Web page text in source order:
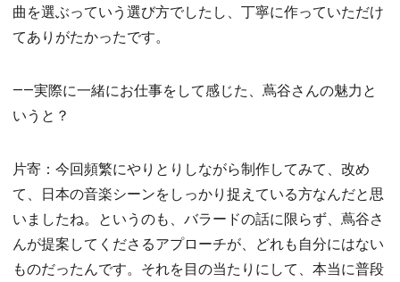
曲を選ぶっていう選び方でしたし、丁寧に作っていただけ
てありがたかったです。
――実際に一緒にお仕事をして感じた、蔦谷さんの魅力と
いうと？
片寄：今回頻繁にやりとりしながら制作してみて、改め
て、日本の音楽シーンをしっかり捉えている方なんだと思
いましたね。というのも、バラードの話に限らず、蔦谷さ
んが提案してくださるアプローチが、どれも自分にはない
ものだったんです。それを目の当たりにして、本当に普段